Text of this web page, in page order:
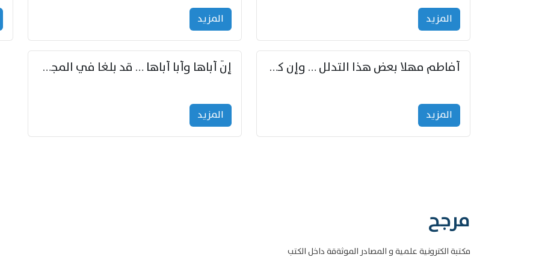
المزید المزید
أفاطم مهلا بعض هذا التدلل … وإن كنت قد أزمعت صرمي فأجملي
المزید
إنّ أباها وأبا أباها … قد بلغا في المجد غايتاها
المزید
مرجح
مكتبة الكترونية علمية و المصادر الموثةقة داخل الكتب